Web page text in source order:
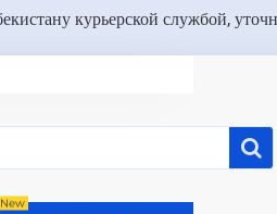
курьерской службой,
New